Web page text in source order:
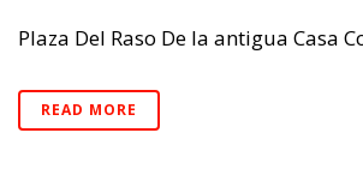
Plaza Del Raso De la antigua Casa
READ MORE